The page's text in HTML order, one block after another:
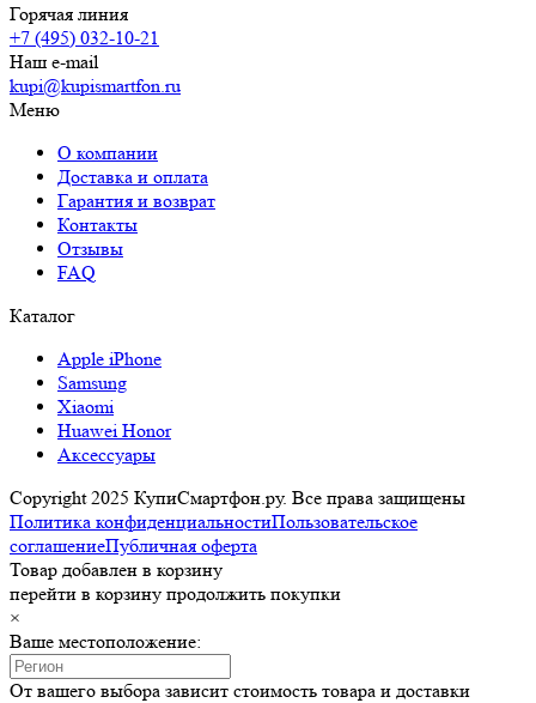
Горячая линия
+7 (495) 032-10-21
Наш e-mail
kupi@kupismartfon.ru
Меню
О компании
Доставка и оплата
Гарантия и возврат
Контакты
Отзывы
FAQ
Каталог
Apple iPhone
Samsung
Xiaomi
Huawei Honor
Аксессуары
Copyright 2025 КупиСмартфон.ру. Все права защищены
Политика конфиденциальностиПользовательское
соглашениеПубличная оферта
Товар добавлен в корзину
перейти в корзину продолжить покупки
×
Ваше местоположение:
От вашего выбора зависит стоимость товара и доставки